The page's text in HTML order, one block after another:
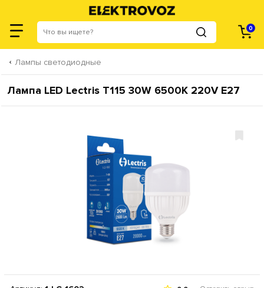
0
Лампы светодиодные
Лампа LED Lectris T115 30W 6500K 220V E27